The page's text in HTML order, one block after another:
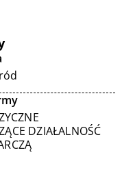
DZIAŁALNOŚĆ